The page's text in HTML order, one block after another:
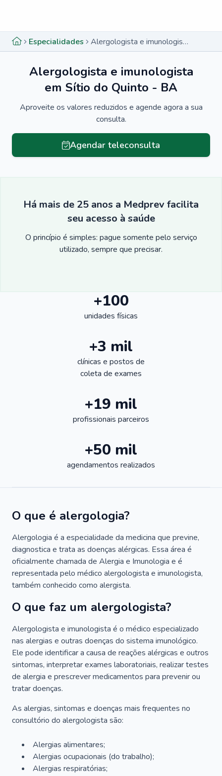
Especialidades Alergologista e imunologista em Sítio do Quinto - BA
Alergologista e imunologista
em Sítio do Quinto - BA
Aproveite os valores reduzidos e agende agora a sua
consulta.
Agendar teleconsulta
Há mais de 25 anos a Medprev facilita
seu acesso à saúde
O princípio é simples: pague somente pelo serviço
utilizado, sempre que precisar.
+100
unidades físicas
+3 mil
clínicas e postos de
coleta de exames
+19 mil
profissionais parceiros
+50 mil
agendamentos realizados
O que é alergologia?
Alergologia é a especialidade da medicina que previne,
diagnostica e trata as doenças alérgicas. Essa área é
oficialmente chamada de Alergia e Imunologia e é
representada pelo médico alergologista e imunologista,
também conhecido como alergista.
O que faz um alergologista?
Alergologista e imunologista é o médico especializado
nas alergias e outras doenças do sistema imunológico.
Ele pode identificar a causa de reações alérgicas e outros
sintomas, interpretar exames laboratoriais, realizar testes
de alergia e prescrever medicamentos para prevenir ou
tratar doenças.
As alergias, sintomas e doenças mais frequentes no
consultório do alergologista são:
Alergias alimentares;
Alergias ocupacionais (do trabalho);
Alergias respiratórias;